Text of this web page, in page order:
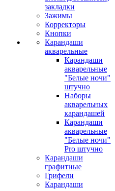
закладки
Зажимы
Корректоры
Кнопки
Карандаши
акварельные
Карандаши
акварельные
"Белые ночи"
штучно
Наборы
акварельных
карандашей
Карандаши
акварельные
"Белые ночи"
Pro штучно
Карандаши
графитные
Грифели
Карандаши